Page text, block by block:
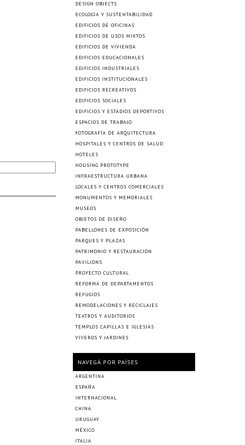
DESIGN OBJECTS
ECOLOGÍA Y SUSTENTABILIDAD
EDIFICIOS DE OFICINAS
EDIFICIOS DE USOS MIXTOS
EDIFICIOS DE VIVIENDA
EDIFICIOS EDUCACIONALES
EDIFICIOS INDUSTRIALES
EDIFICIOS INSTITUCIONALES
EDIFICIOS RECREATIVOS
EDIFICIOS SOCIALES
EDIFICIOS Y ESTADIOS DEPORTIVOS
ESPACIOS DE TRABAJO
FOTOGRAFÍA DE ARQUITECTURA
HOSPITALES Y CENTROS DE SALUD
HOTELES
HOUSING PROTOTYPE
INFRAESTRUCTURA URBANA
LOCALES Y CENTROS COMERCIALES
MONUMENTOS Y MEMORIALES
MUSEOS
OBJETOS DE DISEÑO
PABELLONES DE EXPOSICIÓN
PARQUES Y PLAZAS
PATRIMONIO Y RESTAURACIÓN
PAVILIONS
PROYECTO CULTURAL
REFORMA DE DEPARTAMENTOS
REFUGIOS
REMODELACIONES Y RECICLAJES
TEATROS Y AUDITORIOS
TEMPLOS CAPILLAS E IGLESIAS
VIVEROS Y JARDINES
NAVEGÁ POR PAÍSES
ARGENTINA
ESPAÑA
INTERNACIONAL
CHINA
URUGUAY
MÉXICO
ITALIA